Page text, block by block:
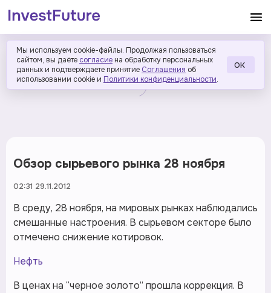
Мы используем cookie-файлы. Продолжая пользоваться
сайтом, вы даёте согласие на обработку персональных
данных и подтверждаете принятие Соглашения об
использовании cookie и Политики конфиденциальности.
ОК
Обзор сырьевого рынка 28 ноября
02:31 29.11.2012
В среду, 28 ноября, на мировых рынках наблюдались
смешанные настроения. В сырьевом секторе было
отмечено снижение котировок.
Нефть
В ценах на “черное золото” прошла коррекция. В